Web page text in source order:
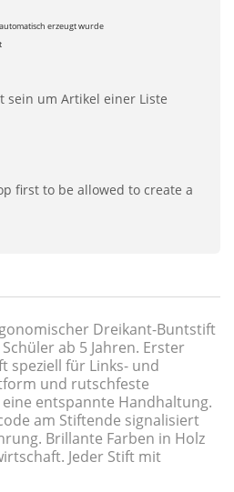
erzeugt wurde
sein um Artikel einer Liste
first to be allowed to create a
Dreikant-Buntstift
ab 5 Jahren. Erster
speziell für Links- und
und rutschfeste
entspannte Handhaltung.
am Stiftende signalisiert
Brillante Farben in Holz
Jeder Stift mit